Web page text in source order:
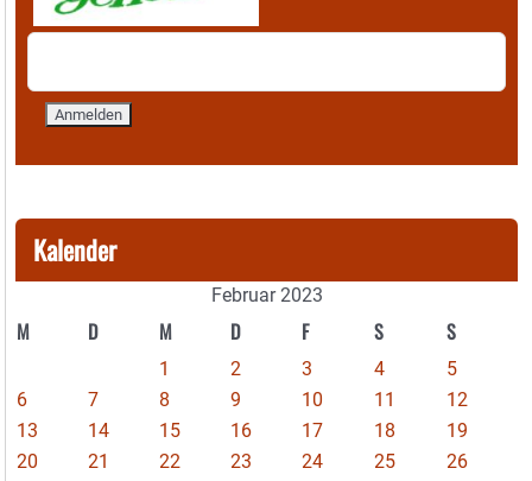
Kalender
Februar 2023
M D M D F S S
1 2 3 4
5
6
7 8 9 10 11
12
13
14 15 16 17 18
19
20
21 22 23 24 25
26